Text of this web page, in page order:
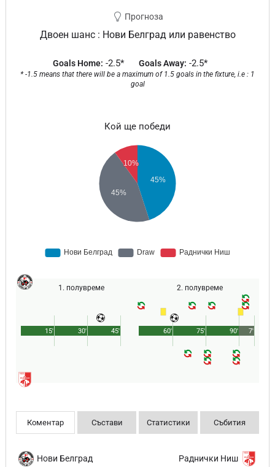
Прогноза
Двоен шанс : Нови Белград или равенство
Goals Home: -2.5* Goals Away: -2.5*
* -1.5 means that there will be a maximum of 1.5 goals in the fixture, i.e : 1
goal
Кой ще победи
1. полувреме
45'
15' 30'
2. полувреме
90'
60' 75' 7'
Коментар Състави Статистики Събития
Нови Белград Раднички Ниш